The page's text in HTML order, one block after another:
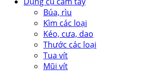
Búa, rìu
Kìm các loại
Kéo, cưa, dao
Thước các loại
Tua vít
Mũi vít